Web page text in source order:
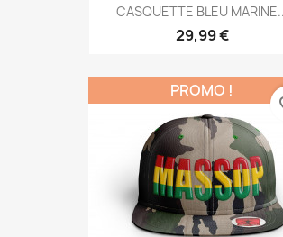
CASQUETTE BLEU
29,99 €
PROMO !